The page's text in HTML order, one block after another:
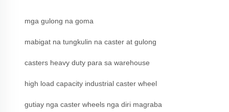
mga gulong na goma
mabigat na tungkulin na caster at gulong
casters heavy duty para sa warehouse
high load capacity industrial caster wheel
gutiay nga caster wheels nga diri magraba